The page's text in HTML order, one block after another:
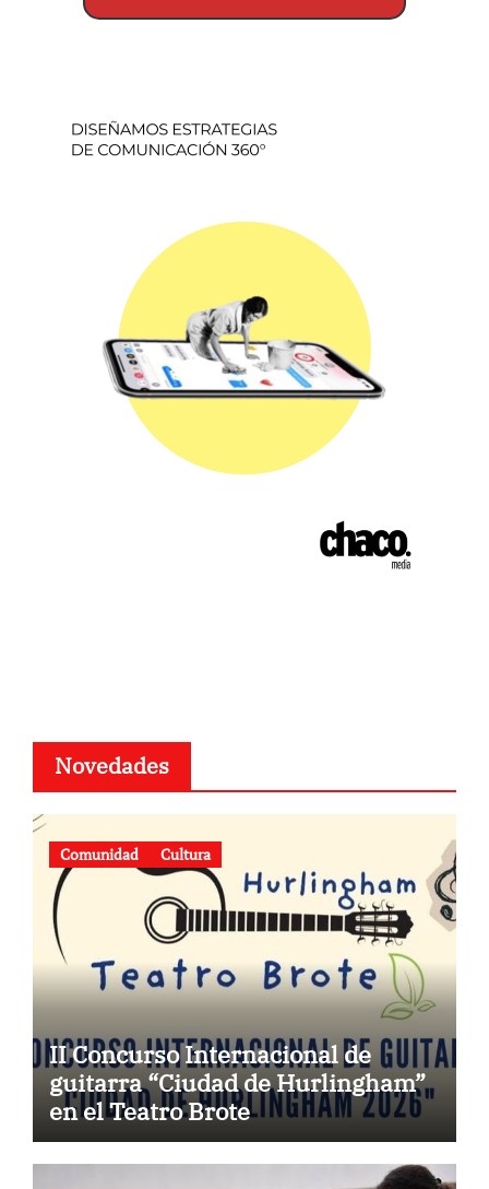
Novedades
Comunidad Cultura
II Concurso Internacional de
guitarra “Ciudad de Hurlingham”
en el Teatro Brote